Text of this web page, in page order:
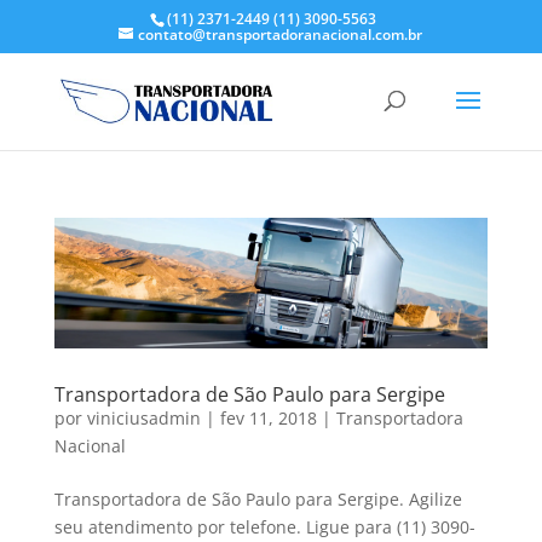
(11) 2371-2449(11) 3090-5563
contato@transportadoranacional.com.br
Transportadora de São Paulo para Sergipe
por viniciusadmin | fev 11, 2018| Transportadora
Nacional
Transportadora de São Paulo para Sergipe. Agilize
seu atendimento por telefone. Ligue para (11) 3090-